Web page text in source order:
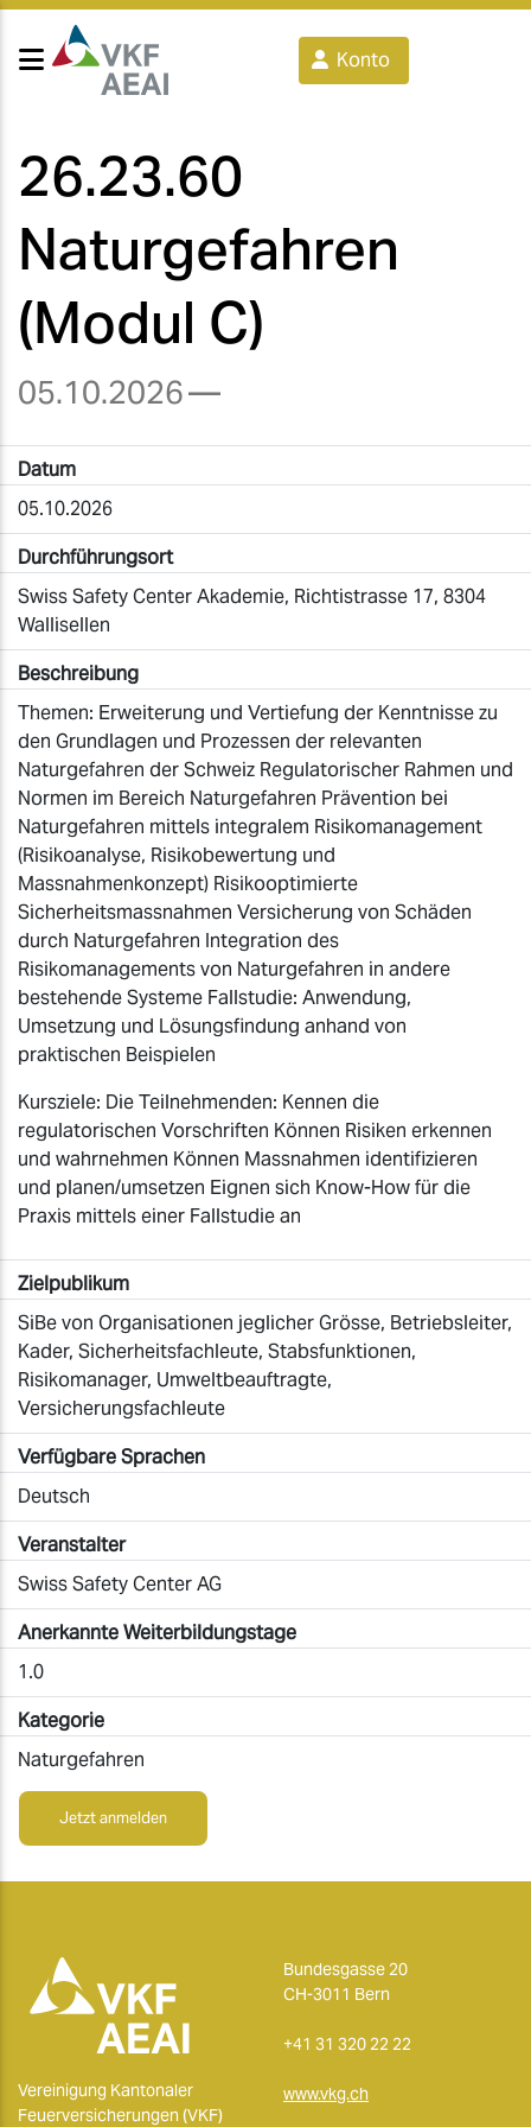
Konto
26.23.60
Naturgefahren
(Modul C)
05.10.2026—
Datum
05.10.2026
Durchführungsort
Swiss Safety Center Akademie, Richtistrasse 17, 8304
Wallisellen
Beschreibung
Themen: Erweiterung und Vertiefung der Kenntnisse zu
den Grundlagen und Prozessen der relevanten
Naturgefahren der Schweiz Regulatorischer Rahmen und
Normen im Bereich Naturgefahren Prävention bei
Naturgefahren mittels integralem Risikomanagement
(Risikoanalyse, Risikobewertung und
Massnahmenkonzept) Risikooptimierte
Sicherheitsmassnahmen Versicherung von Schäden
durch Naturgefahren Integration des
Risikomanagements von Naturgefahren in andere
bestehende Systeme Fallstudie: Anwendung,
Umsetzung und Lösungsfindung anhand von
praktischen Beispielen
Kursziele: Die Teilnehmenden: Kennen die
regulatorischen Vorschriften Können Risiken erkennen
und wahrnehmen Können Massnahmen identifizieren
und planen/umsetzen Eignen sich Know-How für die
Praxis mittels einer Fallstudie an
Zielpublikum
SiBe von Organisationen jeglicher Grösse, Betriebsleiter,
Kader, Sicherheitsfachleute, Stabsfunktionen,
Risikomanager, Umweltbeauftragte,
Versicherungsfachleute
Verfügbare Sprachen
Deutsch
Veranstalter
Swiss Safety Center AG
Anerkannte Weiterbildungstage
1.0
Kategorie
Naturgefahren
Jetzt anmelden
Vereinigung Kantonaler
Feuerversicherungen (VKF)
Bundesgasse 20
CH-3011 Bern
+41 31 320 22 22
www.vkg.ch